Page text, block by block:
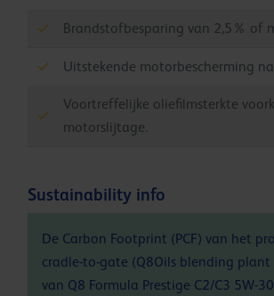
Brandstofbesparing van 2,5% of
Uitstekende motorbescherming
Voortreffelijke oliefilmsterkte
motorslijtage.
Sustainability info
De Carbon Footprint (PCF) van het
cradle-to-gate (Q8Oils blending plant
van Q8 Formula Prestige C2/C3 5W-